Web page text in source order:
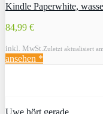
Kindle Paperwhite,
84,99 €
inkl. MwSt. Zuletzt aktualisiert
ansehen *
Uwe hört gerade